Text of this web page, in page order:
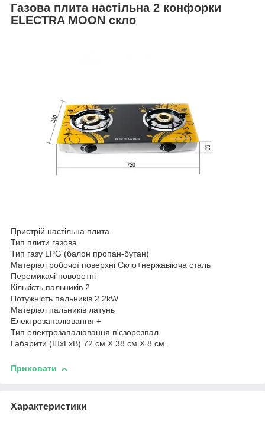
Газова плита настільна 2 конфорки
ELECTRA MOON скло
Пристрій настільна плита
Тип плити газова
Тип газу LPG (балон пропан-бутан)
Матеріал робочої поверхні Скло+нержавіюча сталь
Перемикачі поворотні
Кількість пальників 2
Потужність пальників 2.2kW
Матеріал пальників латунь
Електрозапалювання +
Тип електрозапалювання п'єзорозпал
Габарити (ШхГхВ) 72 см Х 38 см Х 8 см.
Приховати
Характеристики